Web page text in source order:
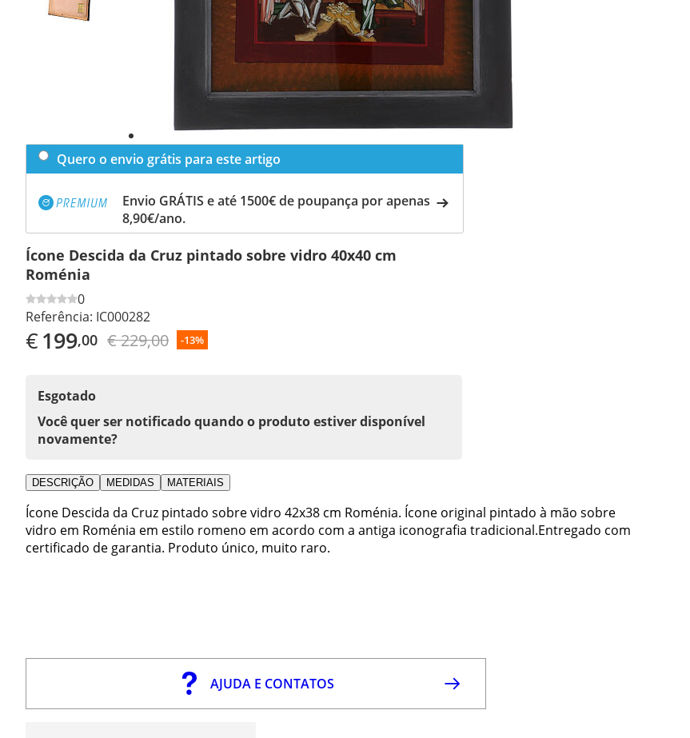
Quero o envio grátis para este artigo
Envio GRÁTIS e até 1500€ de poupança por apenas
8,90€/ano.
Ícone Descida da Cruz pintado sobre vidro 40x40 cm
Roménia
0
Referência: IC000282
€199,00 € 229,00 -13%
Esgotado
Você quer ser notificado quando o produto estiver disponível
novamente?
DESCRIÇÃO MEDIDAS MATERIAIS
Ícone Descida da Cruz pintado sobre vidro 42x38 cm Roménia. Ícone original pintado à mão sobre
vidro em Roménia em estilo romeno em acordo com a antiga iconografia tradicional.Entregado com
certificado de garantia. Produto único, muito raro.
AJUDA E CONTATOS